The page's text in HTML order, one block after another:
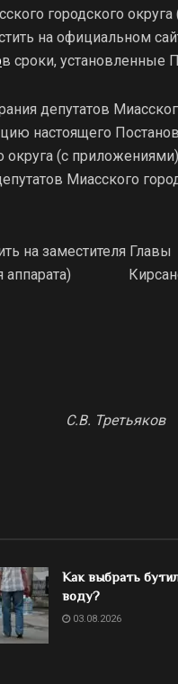
городского округа
на официальном
в сроки, установленные
депутатов
настоящего
округа (с
Миасского
на заместителя Главы
аппарата)
С.В. Третьяков
Как выбрать
воду?
03.08.2026